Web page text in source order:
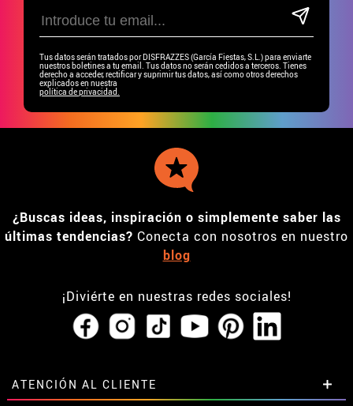
Tus datos serán tratados por DISFRAZZES (García Fiestas, S.L.) para enviarte
nuestros boletines a tu email. Tus datos no serán cedidos a terceros. Tienes
derecho a acceder, rectificar y suprimir tus datos, así como otros derechos
explicados en nuestra
política de privacidad.
¿Buscas ideas, inspiración o simplemente saber las
últimas tendencias? Conecta con nosotros en nuestro
blog
¡Diviérte en nuestras redes sociales!
ATENCIÓN AL CLIENTE